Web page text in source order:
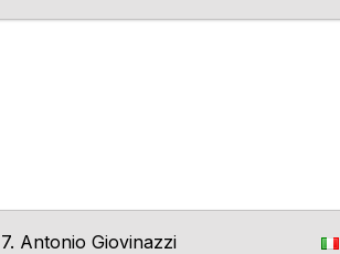
7. Antonio Giovinazzi